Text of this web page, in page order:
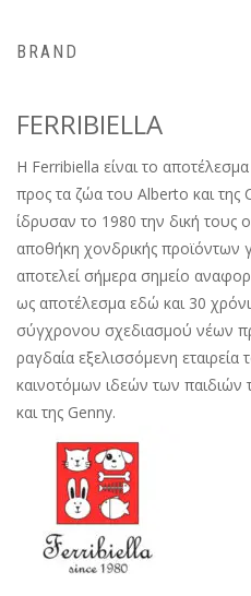
BRAND
FERRIBIELLA
H Ferribiella είναι το
προς τα ζώα του Alberto και της
ίδρυσαν το 1980 την δική τους
αποθήκη χονδρικής προϊόντων
αποτελεί σήμερα σημείο
ως αποτέλεσμα εδώ και 30
σύγχρονου σχεδιασμού νέων
ραγδαία εξελισσόμενη
καινοτόμων ιδεών των παιδιών
και της Genny.